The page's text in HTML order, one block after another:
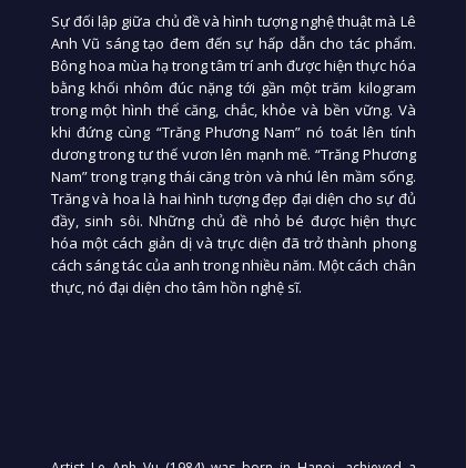
Sự đối lập giữa chủ đề và hình tượng nghệ thuật mà Lê
Anh Vũ sáng tạo đem đến sự hấp dẫn cho tác phẩm.
Bông hoa mùa hạ trong tâm trí anh được hiện thực hóa
bằng khối nhôm đúc nặng tới gần một trăm kilogram
trong một hình thể căng, chắc, khỏe và bền vững. Và
khi đứng cùng “Trăng Phương Nam” nó toát lên tính
dương trong tư thế vươn lên mạnh mẽ. “Trăng Phương
Nam” trong trạng thái căng tròn và nhú lên mầm sống.
Trăng và hoa là hai hình tượng đẹp đại diện cho sự đủ
đầy, sinh sôi. Những chủ đề nhỏ bé được hiện thực
hóa một cách giản dị và trực diện đã trở thành phong
cách sáng tác của anh trong nhiều năm. Một cách chân
thực, nó đại diện cho tâm hồn nghệ sĩ.